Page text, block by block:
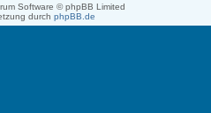
Software © phpBB Limited
durch phpBB.de